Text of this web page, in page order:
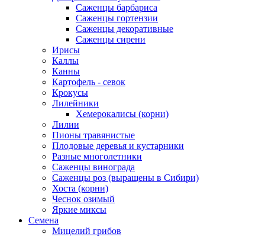
Саженцы барбариса
Саженцы гортензии
Саженцы декоративные
Саженцы сирени
Ирисы
Каллы
Канны
Картофель - севок
Крокусы
Лилейники
Хемерокалисы (корни)
Лилии
Пионы травянистые
Плодовые деревья и кустарники
Разные многолетники
Саженцы винограда
Саженцы роз (выращены в Сибири)
Хоста (корни)
Чеснок озимый
Яркие миксы
Семена
Мицелий грибов